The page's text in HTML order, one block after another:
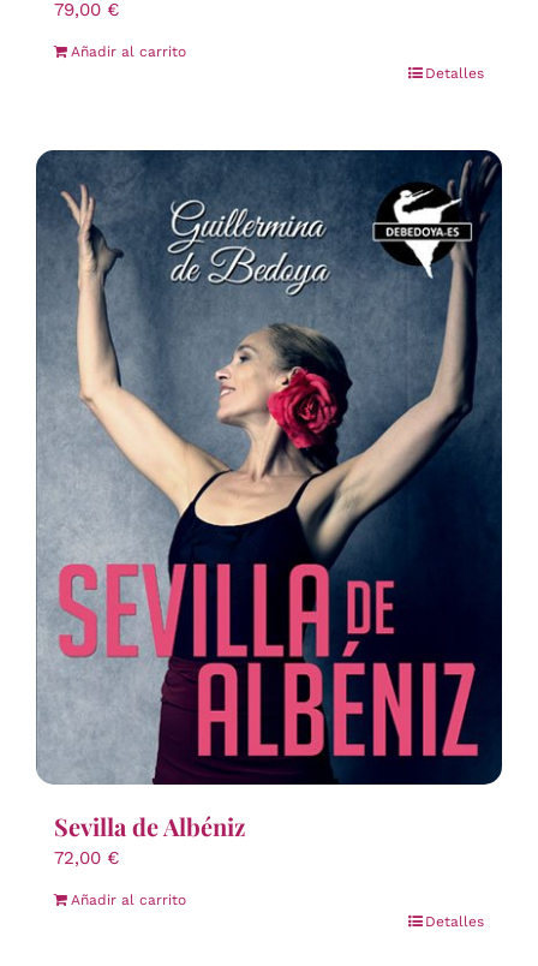
79,00 €
Añadir al carrito
Detalles
Sevilla de Albéniz
72,00 €
Añadir al carrito
Detalles